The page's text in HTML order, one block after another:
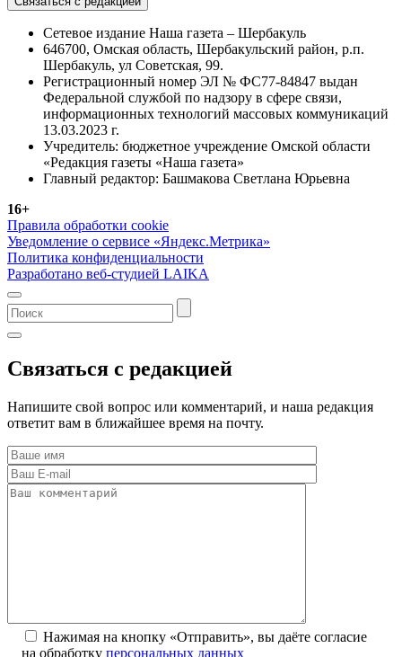
Сетевое издание Наша газета – Шербакуль
646700, Омская область, Шербакульский район, р.п.
Шербакуль, ул Советская, 99.
Регистрационный номер ЭЛ № ФС77-84847 выдан
Федеральной службой по надзору в сфере связи,
информационных технологий массовых коммуникаций
13.03.2023 г.
Учредитель: бюджетное учреждение Омской области
«Редакция газеты «Наша газета»
Главный редактор: Башмакова Светлана Юрьевна
16+
Правила обработки cookie
Уведомление о сервисе «Яндекс.Метрика»
Политика конфиденциальности
Разработано веб-студией LAIKA
Связаться с редакцией
Напишите свой вопрос или комментарий, и наша редакция
ответит вам в ближайшее время на почту.
Нажимая на кнопку «Отправить», вы даёте согласие
на обработку персональных данных